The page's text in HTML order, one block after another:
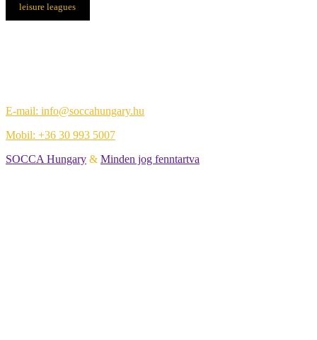
leisure leagues
E-mail: info@soccahungary.hu
Mobil: +36 30 993 5007
SOCCA Hungary & Minden jog fenntartva